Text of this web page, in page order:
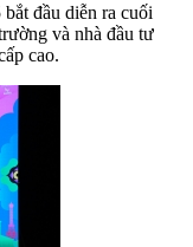
đầu diễn ra cuối
và nhà đầu tư
cao.